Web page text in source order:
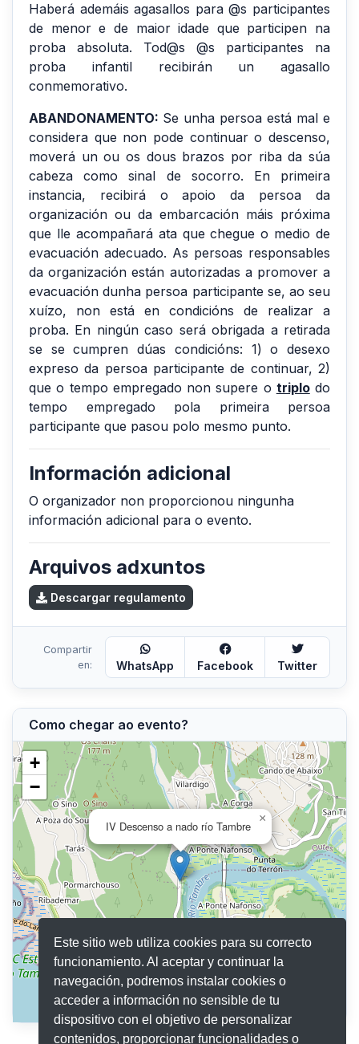
Este sitio web utiliza cookies para su correcto
funcionamiento. Al aceptar y continuar la
navegación, podremos instalar cookies o
acceder a información no sensible de tu
dispositivo con el objetivo de personalizar
contenidos, proporcionar funcionalidades o
Haberá ademáis agasallos para @s participantes
de menor e de maior idade que participen na
proba absoluta. Tod@s @s participantes na
proba infantil recibirán un agasallo
conmemorativo.
ABANDONAMENTO: Se unha persoa está mal e
considera que non pode continuar o descenso,
moverá un ou os dous brazos por riba da súa
cabeza como sinal de socorro. En primeira
instancia, recibirá o apoio da persoa da
organización ou da embarcación máis próxima
que lle acompañará ata que chegue o medio de
evacuación adecuado. As persoas responsables
da organización están autorizadas a promover a
evacuación dunha persoa participante se, ao seu
xuízo, non está en condicións de realizar a
proba. En ningún caso será obrigada a retirada
se se cumpren dúas condicións: 1) o desexo
expreso da persoa participante de continuar, 2)
que o tempo empregado non supere o triplodo
tempo empregado pola primeira persoa
participante que pasou polo mesmo punto.
Información adicional
O organizador non proporcionou ningunha
información adicional para o evento.
Arquivos adxuntos
Descargar regulamento
Compartir
en:
WhatsApp Facebook Twitter
Como chegar ao evento?
IV Descenso a nado río Tambre
×
+
−
Leaflet |© OpenStreetMapcontributors